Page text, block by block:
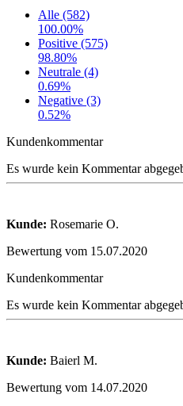
Alle (582)
100.00%
Positive (575)
98.80%
Neutrale (4)
0.69%
Negative (3)
0.52%
Kundenkommentar
Es wurde kein Kommentar
Kunde: Rosemarie O.
Bewertung vom 15.07.2020
Kundenkommentar
Es wurde kein Kommentar
Kunde: Baierl M.
Bewertung vom 14.07.2020